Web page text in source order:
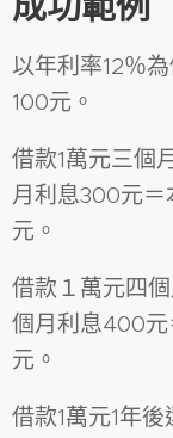
以年利率12％
100元。
借款1萬元三個
月利息300元＝
元。
借款１萬元四
個月利息400
元。
借款1萬元1年